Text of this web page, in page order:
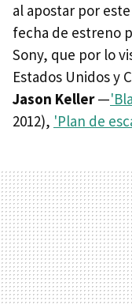
al apostar por
fecha de estreno
Sony, que por lo
Estados Unidos y
Jason Keller—
2012), 'Plan de